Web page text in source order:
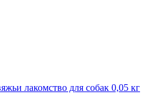
лакомство для собак 0,05 кг